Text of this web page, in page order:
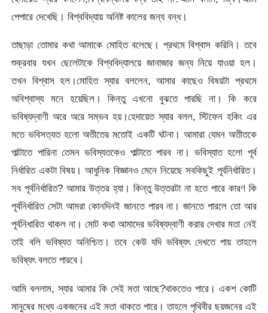
পেপারে দেখেছি। বিশ্ববিদ্যায় অনিষ্ট কালের জন্য বন্ধ।
তাছাড়া তোমার কথা আমাকে মোহিত বলেছে। প্রথমে বিশ্বাস করিনি। তবে
শুক্রবার যখন ছেলেটাকে বিশ্ববিদ্যালয়ে জানাজার জন্য নিয়ে যাওয়া হল।
তখন বিশ্বাস হল।মোহিত স্যার বললেন, আমার কাছেও বিষয়টা প্রথমে
অবিশ্বাস্য মনে হয়েছিল। কিন্তু এখনো বুঝতে পারছি না। কি করে
ভবিষ্যদ্বাণী অরে অরে সম্ভব হয়।হেদায়েত স্যার বলল, স্টিফেন হকিং এর
মতে ভবিসত্যত হলো অতীতের মতোই একটি ঘটনা। আমারা যেমন অতীতকে
পাল্টাতে পারিনা তেমন ভবিস্যতকেও পাল্টাতে পারব না। ভবিস্যাত হলো পূর্ব
নির্ধারিত একটা বিষয়। আধুনিক বিজ্ঞানও মেনে নিয়েছে সবকিছুই পূর্বনির্ধারিত।
সব পূর্বনির্ধারিত? আমার উত্তর হ্যা। কিন্তু উত্তরটা না হতে পারে কারণ কি
পূর্বনির্ধারিত সেটা আমরা কোনদিনই জানতে পারব না। জানতে পারলে তো আর
পূর্বনিধারিত থাকল না। মোট কথা আমাদের ভবিষ্যদ্বাণী করার দেখার মতা নেই
তাই বলি ভবিষ্যত অনিশ্চিত। তবে কেউ যদি ভবিষ্যৎ দেখতে পায় তাহলে
ভবিষ্যৎ বলতে পারবে।
আমি বললাম, স্যার আমার কি সেই মতা আছে?থাকতেও পারে। একশ কোটি
মানুষের মধ্যে একজনের এই মতা থাকতে পারে। তাহলে পৃথিবীর ছয়জনের এই